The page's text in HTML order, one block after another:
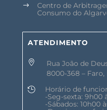
$
Centro de
Consumo do
ATENDIMENTO

Rua João de
8000-368 –

Horário de
-Seg-sexta: 9h00
-Sábados: 10h00